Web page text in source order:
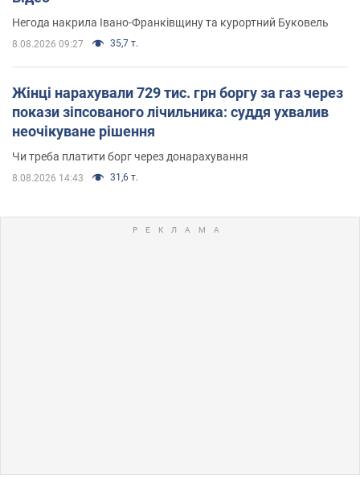
Негода накрила Івано-Франківщину та курортний Буковель
8.08.2026 09:27 35,7 т.
Жінці нарахували 729 тис. грн боргу за газ через
покази зіпсованого лічильника: суддя ухвалив
неочікуване рішення
Чи треба платити борг через донарахування
8.08.2026 14:43 31,6 т.